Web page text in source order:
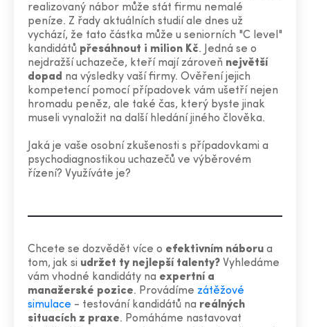
realizovaný nábor může stát firmu nemalé
peníze. Z řady aktuálních studií ale dnes už
vychází, že tato částka může u seniorních "C level"
kandidátů přesáhnout i milion Kč. Jedná se o
nejdražší uchazeče, kteří mají zároveň největší
dopad na výsledky vaší firmy. Ověření jejich
kompetencí pomocí případovek vám ušetří nejen
hromadu peněz, ale také čas, který byste jinak
museli vynaložit na další hledání jiného člověka.
Jaká je vaše osobní zkušenosti s případovkami a
psychodiagnostikou uchazečů ve výběrovém
řízení? Využíváte je?
Chcete se dozvědět více o efektivním náboru a
tom, jak si udržet ty nejlepší talenty? Vyhledáme
vám vhodné kandidáty na expertní a
manažerské pozice. Provádíme zátěžové
simulace - testování kandidátů na reálných
situacích z praxe. Pomáháme nastavovat